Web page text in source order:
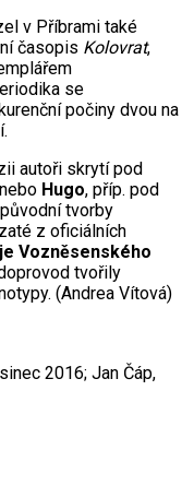
v Příbrami také
časopis Kolovrat,
se
počiny dvou na
autoři skrytí pod
nebo Hugo, příp. pod
tvorby
z oficiálních
Vozněsenského
tvořily
(Andrea Vítová)
2016; Jan Čáp,